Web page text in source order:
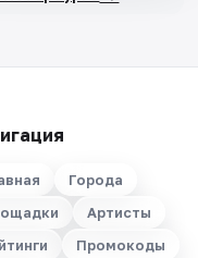
Города
Артисты
Промокоды